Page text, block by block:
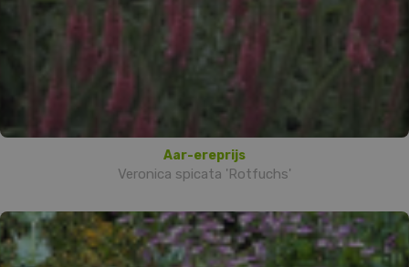
Aar-ereprijs
Veronica spicata 'Rotfuchs'